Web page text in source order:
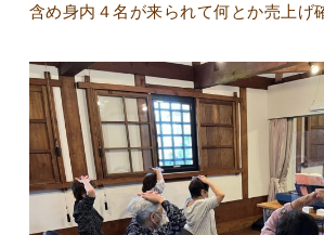
含め身内４名が来られて何とか売上げ